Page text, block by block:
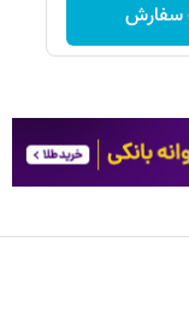
سفارش